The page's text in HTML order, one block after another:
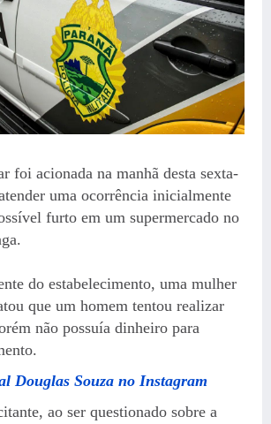
foi acionada na manhã desta sexta-
uma ocorrência inicialmente
furto em um supermercado no
do estabelecimento, uma mulher
que um homem tentou realizar
não possuía dinheiro para
Douglas Souza no Instagram
ao ser questionado sobre a